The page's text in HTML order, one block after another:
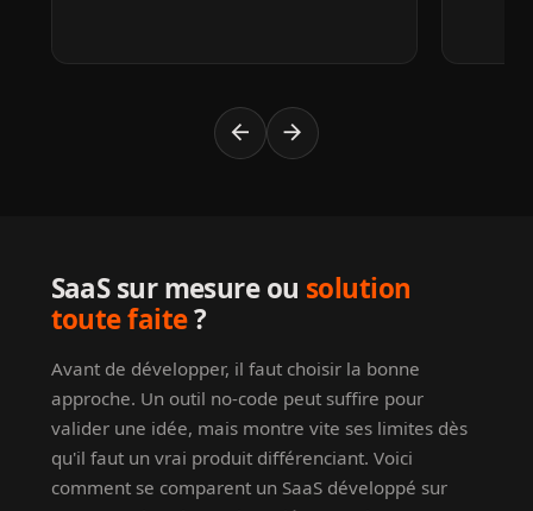
arrow_back arrow_forward
SaaS sur mesure ou solution
toute faite?
Avant de développer, il faut choisir la bonne
approche. Un outil no-code peut suffire pour
valider une idée, mais montre vite ses limites dès
qu'il faut un vrai produit différenciant. Voici
comment se comparent un SaaS développé sur